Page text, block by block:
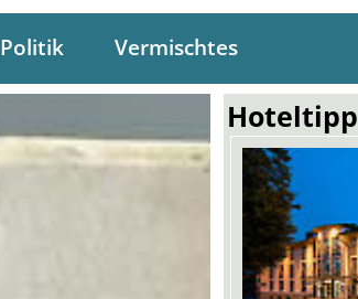
Hoteltipp
Politik Vermischtes